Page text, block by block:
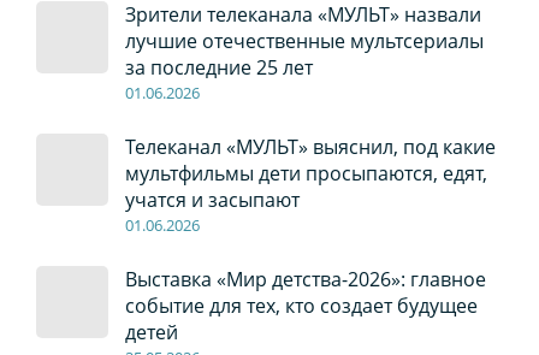
Зрители телеканала «МУЛЬТ» назвали
лучшие отечественные мультсериалы
за последние 25 лет
01.06.2026
Телеканал «МУЛЬТ» выяснил, под какие
мультфильмы дети просыпаются, едят,
учатся и засыпают
01.06.2026
Выставка «Мир детства-2026»: главное
событие для тех, кто создает будущее
детей